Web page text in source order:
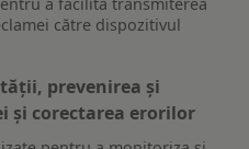
către dispozitivul
prevenirea și
și corectarea erorilor